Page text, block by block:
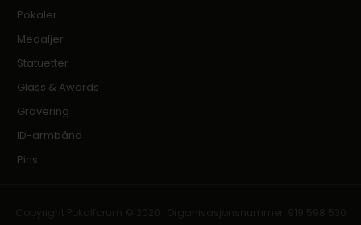
Pokaler
Medaljer
Statuetter
Glass & Awards
Gravering
ID-armbånd
Pins